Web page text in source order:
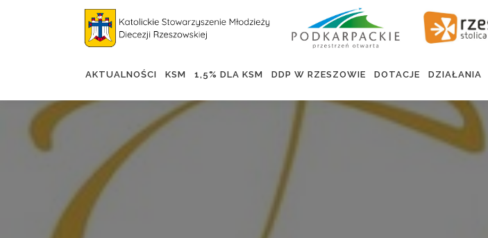
AKTUALNOŚCI KSM 1,5% DLA KSM DDP W RZESZOWIE DOTACJE DZIAŁANIA